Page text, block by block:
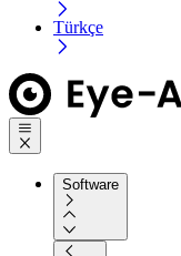
Türkçe
Software